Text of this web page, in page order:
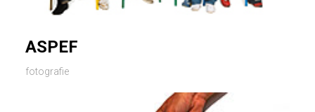
ASPEF
fotografie